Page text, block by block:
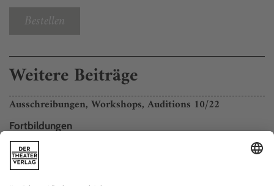
Bestellen
Weitere Beiträge
Ausschreibungen, Workshops, Auditions 10/22
Fortbildungen
The Dutch National Ballet Academy (NBA), Amsterdam
New course BA Teacher of Classical Ballet;